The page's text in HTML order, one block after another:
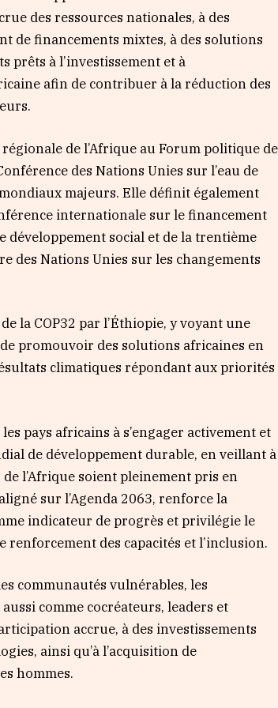
des ressources nationales, à des
de financements mixtes, à des solutions
prêts à l’investissement et à
afin de contribuer à la réduction des
de l’Afrique au Forum politique de
des Nations Unies sur l’eau de
majeurs. Elle définit également
internationale sur le financement
développement social et de la trentième
des Nations Unies sur les changements
la COP32 par l’Éthiopie, y voyant une
promouvoir des solutions africaines en
climatiques répondant aux priorités
pays africains à s’engager activement et
de développement durable, en veillant à
l’Afrique soient pleinement pris en
sur l’Agenda 2063, renforce la
indicateur de progrès et privilégie le
des capacités et l’inclusion.
communautés vulnérables, les
comme cocréateurs, leaders et
accrue, à des investissements
ainsi qu’à l’acquisition de
hommes.